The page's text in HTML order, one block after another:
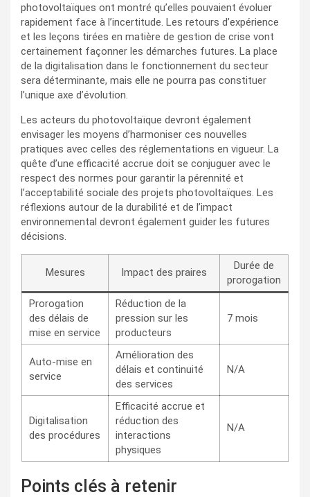
photovoltaïques ont montré qu’elles pouvaient évoluer
rapidement face à l’incertitude. Les retours d’expérience
et les leçons tirées en matière de gestion de crise vont
certainement façonner les démarches futures. La place
de la digitalisation dans le fonctionnement du secteur
sera déterminante, mais elle ne pourra pas constituer
l’unique axe d’évolution.
Les acteurs du photovoltaïque devront également
envisager les moyens d’harmoniser ces nouvelles
pratiques avec celles des réglementations en vigueur. La
quête d’une efficacité accrue doit se conjuguer avec le
respect des normes pour garantir la pérennité et
l’acceptabilité sociale des projets photovoltaïques. Les
réflexions autour de la durabilité et de l’impact
environnemental devront également guider les futures
décisions.
Mesures Impact des praires
Durée de
prorogation
Prorogation
des délais de
mise en service
Réduction de la
pression sur les
producteurs
7 mois
Auto-mise en
service
Amélioration des
délais et continuité
des services
N/A
Digitalisation
des procédures
Efficacité accrue et
réduction des
interactions
physiques
N/A
Points clés à retenir